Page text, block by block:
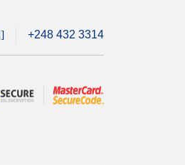
+248 432 3314